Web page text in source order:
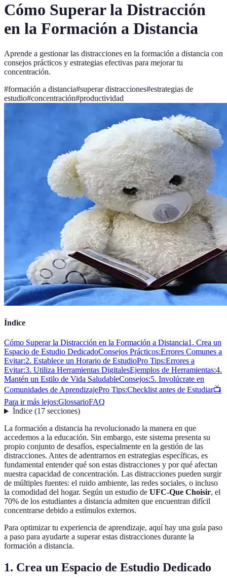
Cómo Superar la Distracción
en la Formación a Distancia
Aprende a gestionar las distracciones en la formación a distancia con
consejos prácticos y estrategias efectivas para mejorar tu
concentración.
#formación a distancia#superar distracciones#estrategias de
estudio#concentración#productividad
Índice
Cómo Superar la Distracción en la Formación a Distancia1. Crea un
Espacio de Estudio DedicadoConsejos Prácticos:Errores Comunes a
Evitar:2. Establece un Horario de EstudioPro Tips:Errores a
Evitar:3. Utiliza Herramientas DigitalesEjemplos de Herramientas:4.
Mantén un Estilo de Vida SaludableConsejos:5. Involúcrate en
Comunidades de AprendizajePro Tips:Checklist antes de Estudiar📺
Para ir más lejos:GlossarioFAQ
Índice(17 secciones)
La formación a distancia ha revolucionado la manera en que
accedemos a la educación. Sin embargo, este sistema presenta su
propio conjunto de desafíos, especialmente en la gestión de las
distracciones. Antes de adentrarnos en estrategias específicas, es
fundamental entender qué son estas distracciones y por qué afectan
nuestra capacidad de concentración. Las distracciones pueden surgir
de múltiples fuentes: el ruido ambiente, las redes sociales, o incluso
la comodidad del hogar. Según un estudio de UFC-Que Choisir, el
70% de los estudiantes a distancia admiten que encuentran difícil
concentrarse debido a estímulos externos.
Para optimizar tu experiencia de aprendizaje, aquí hay una guía paso
a paso para ayudarte a superar estas distracciones durante la
formación a distancia.
1. Crea un Espacio de Estudio Dedicado